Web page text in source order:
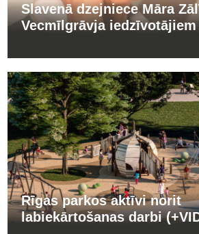
Slavenā dzejniece Māra
Vecmīlgrāvja iedzīvotājiem
Rīgas parkos aktīvi norit
labiekārtošanas darbi